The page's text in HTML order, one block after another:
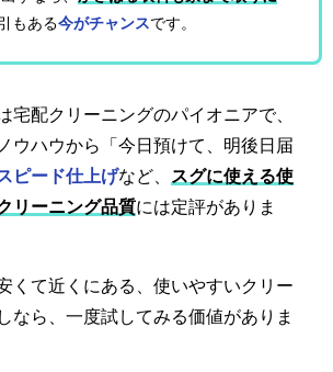
もある今がチャンスです。
宅配クリーニングのパイオニアで、
ウハウから「今日預けて、明後日届
ピード仕上げなど、
スグに使える使
リーニング品質には定評がありま
くて近くにある、使いやすいクリー
なら、一度試してみる価値がありま